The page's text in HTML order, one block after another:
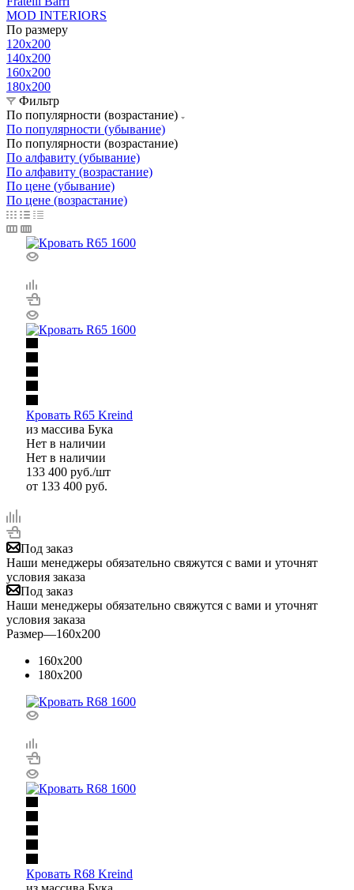
MOD INTERIORS
По размеру
120x200
140x200
160x200
180x200
Фильтр
По популярности (возрастание)
По популярности (убывание)
По популярности (возрастание)
По алфавиту (убывание)
По алфавиту (возрастание)
По цене (убывание)
По цене (возрастание)
Кровать R65 Kreind
из массива Бука
Нет в наличии
Нет в наличии
133 400 руб./шт
от 133 400 руб.
Под заказ
Наши менеджеры обязательно свяжутся с вами и уточнят
условия заказа
Под заказ
Наши менеджеры обязательно свяжутся с вами и уточнят
условия заказа
Размер—160x200
160x200
180x200
Кровать R68 Kreind